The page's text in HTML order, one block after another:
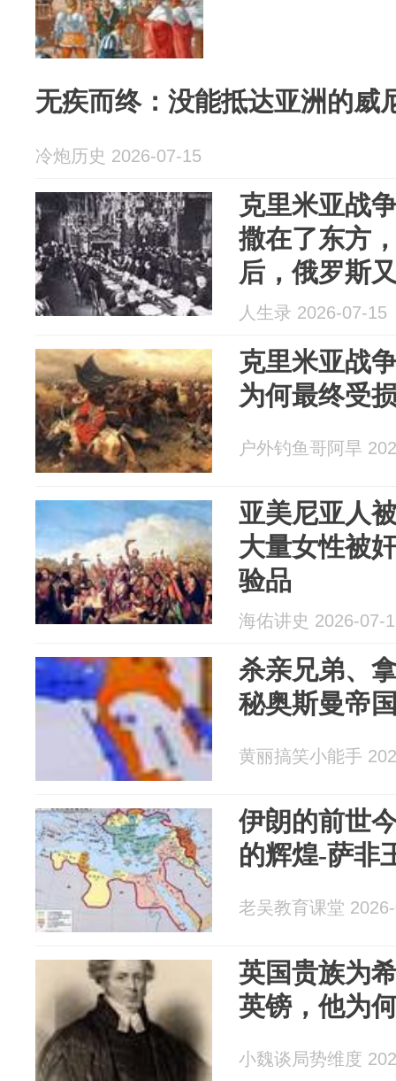
无疾而终：没能抵达亚洲的威
冷炮历史 2026-07-15
克里米亚战
撒在了东方
后，俄罗斯
人生录 2026-07-15
克里米亚战
为何最终受
户外钓鱼哥阿旱
亚美尼亚人
大量女性被
验品
海佑讲史 2026-07-
杀亲兄弟、
秘奥斯曼帝
黄丽搞笑小能手
伊朗的前世
的辉煌-萨非
老吴教育课堂
英国贵族为
英镑，他为
小魏谈局势维度